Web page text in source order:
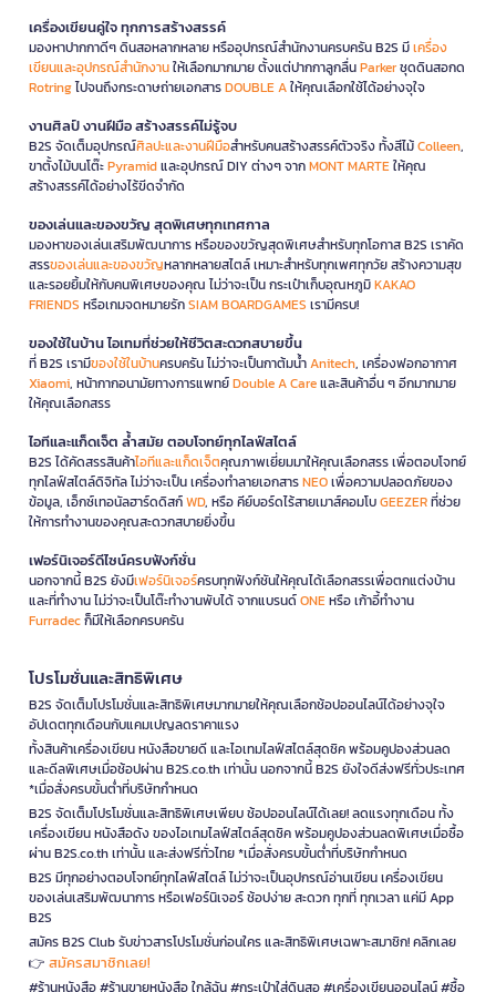
เครื่องเขียนคู่ใจ ทุกการสร้างสรรค์
มองหาปากกาดีๆ ดินสอหลากหลาย หรืออุปกรณ์สำนักงานครบครัน B2S มีเครื่อง
เขียนและอุปกรณ์สำนักงานให้เลือกมากมาย ตั้งแต่ปากกาลูกลื่นParkerชุดดินสอกด
Rotringไปจนถึงกระดาษถ่ายเอกสารDOUBLE Aให้คุณเลือกใช้ได้อย่างจุใจ
งานศิลป์ งานฝีมือ สร้างสรรค์ไม่รู้จบ
B2S จัดเต็มอุปกรณ์ศิลปะและงานฝีมือสำหรับคนสร้างสรรค์ตัวจริง ทั้งสีไม้Colleen,
ขาตั้งไม้บนโต๊ะPyramidและอุปกรณ์ DIY ต่างๆ จากMONT MARTEให้คุณ
สร้างสรรค์ได้อย่างไร้ขีดจำกัด
ของเล่นและของขวัญ สุดพิเศษทุกเทศกาล
มองหาของเล่นเสริมพัฒนาการ หรือของขวัญสุดพิเศษสำหรับทุกโอกาส B2S เราคัด
สรรของเล่นและของขวัญหลากหลายสไตล์ เหมาะสำหรับทุกเพศทุกวัย สร้างความสุข
และรอยยิ้มให้กับคนพิเศษของคุณ ไม่ว่าจะเป็น กระเป๋าเก็บอุณหภูมิKAKAO
FRIENDS หรือเกมจดหมายรักSIAM BOARDGAMES เรามีครบ!
ของใช้ในบ้าน ไอเทมที่ช่วยให้ชีวิตสะดวกสบายขึ้น
ที่ B2S เรามีของใช้ในบ้านครบครัน ไม่ว่าจะเป็นกาต้มน้ำAnitech, เครื่องฟอกอากาศ
Xiaomi, หน้ากากอนามัยทางการแพทย์Double A Careและสินค้าอื่น ๆ อีกมากมาย
ให้คุณเลือกสรร
ไอทีและแก็ดเจ็ต ล้ำสมัย ตอบโจทย์ทุกไลฟ์สไตล์
B2S ได้คัดสรรสินค้าไอทีและแก็ดเจ็ตคุณภาพเยี่ยมมาให้คุณเลือกสรร เพื่อตอบโจทย์
ทุกไลฟ์สไตล์ดิจิทัล ไม่ว่าจะเป็น เครื่องทำลายเอกสารNEOเพื่อความปลอดภัยของ
ข้อมูล, เอ็กซ์เทอนัลฮาร์ดดิสก์WD, หรือ คีย์บอร์ดไร้สายเมาส์คอมโบGEEZERที่ช่วย
ให้การทำงานของคุณสะดวกสบายยิ่งขึ้น
เฟอร์นิเจอร์ดีไซน์ครบฟังก์ชั่น
นอกจากนี้ B2S ยังมีเฟอร์นิเจอร์ครบทุกฟังก์ชันให้คุณได้เลือกสรรเพื่อตกแต่งบ้าน
และที่ทำงาน ไม่ว่าจะเป็นโต๊ะทำงานพับได้ จากแบรนด์ONEหรือ เก้าอี้ทำงาน
Furradecก็มีให้เลือกครบครัน
โปรโมชั่นและสิทธิพิเศษ
B2S จัดเต็มโปรโมชั่นและสิทธิพิเศษมากมายให้คุณเลือกช้อปออนไลน์ได้อย่างจุใจ
อัปเดตทุกเดือนกับแคมเปญลดราคาแรง
ทั้งสินค้าเครื่องเขียน หนังสือขายดี และไอเทมไลฟ์สไตล์สุดชิค พร้อมคูปองส่วนลด
และดีลพิเศษเมื่อช้อปผ่าน B2S.co.th เท่านั้น นอกจากนี้ B2S ยังใจดีส่งฟรีทั่วประเทศ
*เมื่อสั่งครบขั้นต่ำที่บริษัทกำหนด
B2S จัดเต็มโปรโมชั่นและสิทธิพิเศษเพียบ ช้อปออนไลน์ได้เลย! ลดแรงทุกเดือน ทั้ง
เครื่องเขียน หนังสือดัง ของไอเทมไลฟ์สไตล์สุดชิค พร้อมคูปองส่วนลดพิเศษเมื่อซื้อ
ผ่าน B2S.co.th เท่านั้น และส่งฟรีทั่วไทย *เมื่อสั่งครบขั้นต่ำที่บริษัทกำหนด
B2S มีทุกอย่างตอบโจทย์ทุกไลฟ์สไตล์ ไม่ว่าจะเป็นอุปกรณ์อ่านเขียน เครื่องเขียน
ของเล่นเสริมพัฒนาการ หรือเฟอร์นิเจอร์ ช้อปง่าย สะดวก ทุกที่ ทุกเวลา แค่มี App
B2S
สมัคร B2S Club รับข่าวสารโปรโมชั่นก่อนใคร และสิทธิพิเศษเฉพาะสมาชิก! คลิกเลย
👉 สมัครสมาชิกเลย!
#ร้านหนังสือ #ร้านขายหนังสือ ใกล้ฉัน #กระเป๋าใส่ดินสอ #เครื่องเขียนออนไลน์ #ซื้อ